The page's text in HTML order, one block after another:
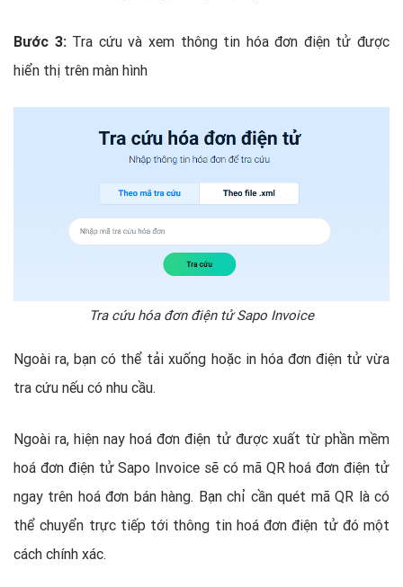
Bước 3: Tra cứu và xem thông tin hóa đơn điện tử được
hiển thị trên màn hình
Tra cứu hóa đơn điện tử Sapo Invoice
Ngoài ra, bạn có thể tải xuống hoặc in hóa đơn điện tử vừa
tra cứu nếu có nhu cầu.
Ngoài ra, hiện nay hoá đơn điện tử được xuất từ phần mềm
hoá đơn điện tử Sapo Invoice sẽ có mã QR hoá đơn điện tử
ngay trên hoá đơn bán hàng. Bạn chỉ cần quét mã QR là có
thể chuyển trực tiếp tới thông tin hoá đơn điện tử đó một
cách chính xác.